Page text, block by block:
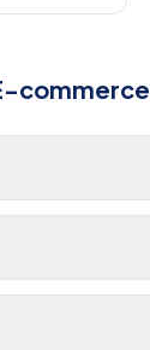
commerce